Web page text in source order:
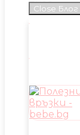
Close Блог